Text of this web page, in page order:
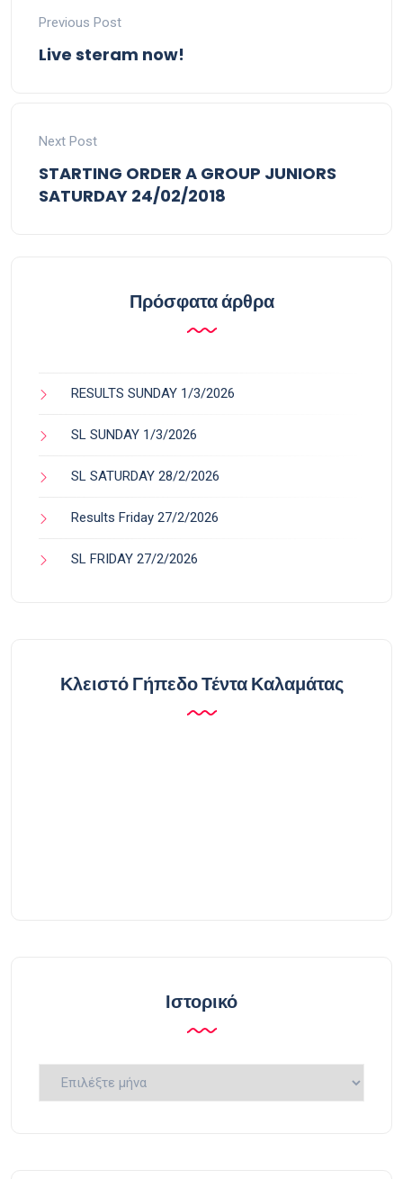
Previous Post
Live steram now!
Next Post
STARTING ORDER A GROUP JUNIORS
SATURDAY 24/02/2018
Πρόσφατα άρθρα
RESULTS SUNDAY 1/3/2026
SL SUNDAY 1/3/2026
SL SATURDAY 28/2/2026
Results Friday 27/2/2026
SL FRIDAY 27/2/2026
Κλειστό Γήπεδο Τέντα Καλαμάτας
Ιστορικό
Ιστορικό